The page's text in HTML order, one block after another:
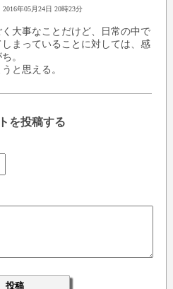
2016年05月24日 20時23分
大事なことだけど、日常の中で
まっていることに対しては、感
。
と思える。
を投稿する